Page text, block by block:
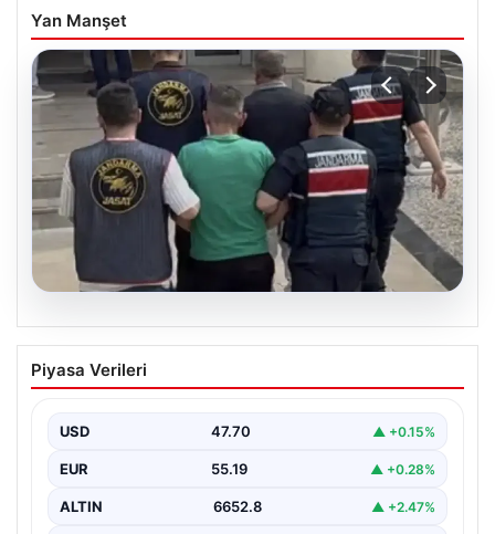
Yan Manşet
06.08.2026
Böyle hırsızlık görülmedi! Baz
istasyonlarından 2 milyonluk akü
Piyasa Verileri
USD 47.70 ▲ +0.15%
EUR 55.19 ▲ +0.28%
ALTIN 6652.8 ▲ +2.47%